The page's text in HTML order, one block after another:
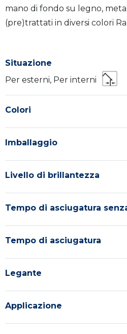
mano di fondo su legno,
(pre)trattati in diversi colori
Situazione
Per esterni, Per interni
Colori
Imballaggio
Livello di brillantezza
Tempo di asciugatura
Tempo di asciugatura
Legante
Applicazione